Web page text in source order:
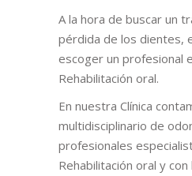
A la hora de buscar un
pérdida de los dientes,
escoger un profesional
Rehabilitación oral.
En nuestra Clínica
multidisciplinario de
profesionales
Rehabilitación oral y